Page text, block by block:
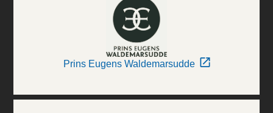
Prins Eugens Waldemarsudde